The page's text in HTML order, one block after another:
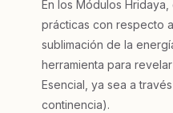
En los Módulos
prácticas con respecto a
sublimación de la
herramienta para
Esencial, ya sea a
continencia).